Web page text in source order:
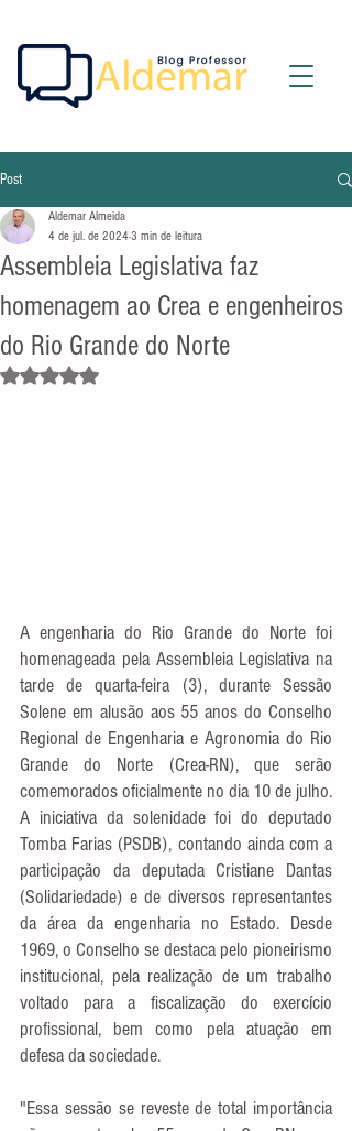
Post
Assembleia Legislativa faz
homenagem ao Crea e engenheiros
do Rio Grande do Norte
Aldemar Almeida
4 de jul. de 2024 3 min de leitura
Avaliado com NaN de 5 estrelas.
A engenharia do Rio Grande do Norte foi
homenageada pela Assembleia Legislativa na
tarde de quarta-feira (3), durante Sessão
Solene em alusão aos 55 anos do Conselho
Regional de Engenharia e Agronomia do Rio
Grande do Norte (Crea-RN), que serão
comemorados oficialmente no dia 10 de julho.
A iniciativa da solenidade foi do deputado
Tomba Farias (PSDB), contando ainda com a
participação da deputada Cristiane Dantas
(Solidariedade) e de diversos representantes
da área da engenharia no Estado. Desde
1969, o Conselho se destaca pelo pioneirismo
institucional, pela realização de um trabalho
voltado para a fiscalização do exercício
profissional, bem como pela atuação em
defesa da sociedade.
"Essa sessão se reveste de total importância